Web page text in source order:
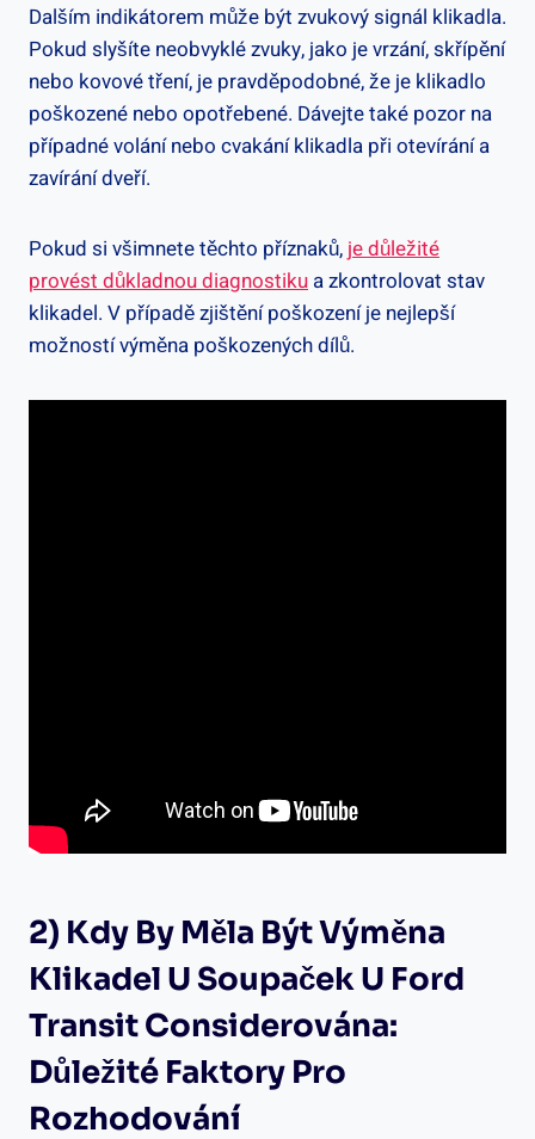
Dalším indikátorem ⁢může být zvukový signál ⁣klikadla.
Pokud slyšíte ⁣neobvyklé zvuky, ⁤jako je vrzání, ⁣skřípění
nebo ⁤kovové tření, je pravděpodobné, že je klikadlo
poškozené⁤ nebo ⁢opotřebené. Dávejte⁤ také pozor na
případné volání nebo cvakání klikadla při otevírání a
zavírání dveří.
Pokud si⁣ všimnete těchto příznaků,⁢ je důležité
provést důkladnou diagnostiku a zkontrolovat stav
klikadel. V případě zjištění poškození ⁢je nejlepší
možností výměna poškozených dílů.
2) Kdy ‍by Měla Být Výměna
Klikadel ‍u Soupaček‌ U Ford
Transit Considerována:
Důležité Faktory Pro
Rozhodování